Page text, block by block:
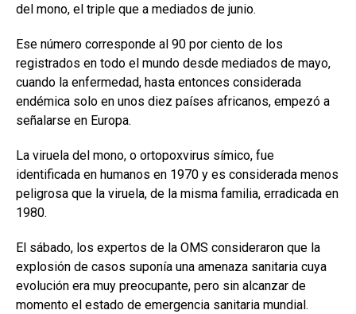
del mono, el triple que a mediados de junio.
Ese número corresponde al 90 por ciento de los
registrados en todo el mundo desde mediados de mayo,
cuando la enfermedad, hasta entonces considerada
endémica solo en unos diez países africanos, empezó a
señalarse en Europa.
La viruela del mono, o ortopoxvirus símico, fue
identificada en humanos en 1970 y es considerada menos
peligrosa que la viruela, de la misma familia, erradicada en
1980.
El sábado, los expertos de la OMS consideraron que la
explosión de casos suponía una amenaza sanitaria cuya
evolución era muy preocupante, pero sin alcanzar de
momento el estado de emergencia sanitaria mundial.